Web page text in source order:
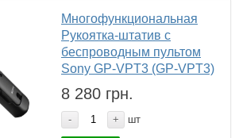
Многофункциональная
Рукоятка-штатив с
беспроводным пультом
Sony GP-VPT3 (GP-VPT3)
8 280 грн.
- + шт